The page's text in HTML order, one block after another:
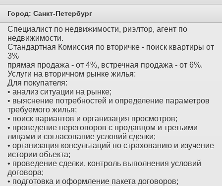
Город: Санкт-Петербург
Специалист по недвижимости, риэлтор, агент по
недвижимости.
Стандартная Комиссия по вторичке - поиск квартиры от
3%
прямая продажа - от 4%, встречная продажа - от 6%.
Услуги на вторичном рынке жилья:
Для покупателя:
• анализ ситуации на рынке;
• выяснение потребностей и определение параметров
требуемого жилья;
• поиск вариантов и организация просмотров;
• проведение переговоров с продавцом и третьими
лицами и согласование условий сделки;
• организация консультаций по страхованию и изучение
истории объекта;
• проведение сделки, контроль выполнения условий
договора;
• подготовка и оформление пакета договоров;